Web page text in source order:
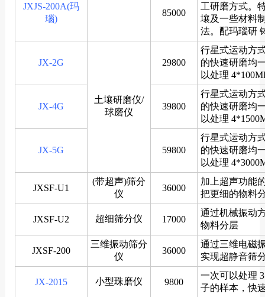
JXJS-200A(玛
瑙)
85000
工研磨方式。
壤及一些材料
法。配玛瑙研
JX-2G
土壤研磨仪/
球磨仪
29800
行星式运动方
的快速研磨均
以处理
JX-4G 39800
行星式运动方
的快速研磨均
以处理
JX-5G 59800
行星式运动方
的快速研磨均
以处理
JXSF-U1
(带超声)筛分
仪
36000
加上超声功能
把更细的物料
JXSF-U2 超细筛分仪 17000
通过机械振动
物料分层
JXSF-200
三维振动筛分
仪
36000
通过三维电磁
实现超静音筛
JX-2015 小型珠磨仪 9800
一次可以处理
子的样本，快